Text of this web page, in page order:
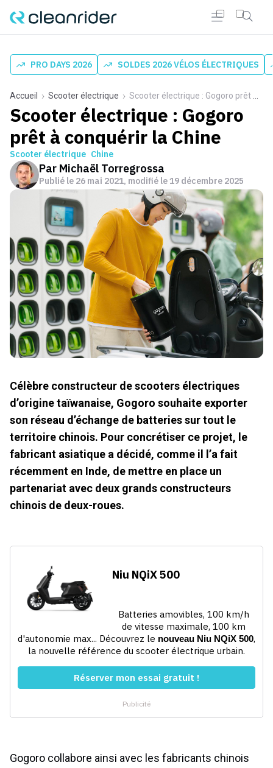
PRO DAYS 2026 SOLDES 2026 VÉLOS ÉLECTRIQUES
Accueil Scooter électrique Scooter électrique : Gogoro prêt à conquérir la Chine
Scooter électrique : Gogoro
prêt à conquérir la Chine
Scooter électrique Chine
Par Michaël Torregrossa
Publié le 26 mai 2021, modifié le 19 décembre 2025
Célèbre constructeur de scooters électriques
d’origine taïwanaise, Gogoro souhaite exporter
son réseau d’échange de batteries sur tout le
territoire chinois. Pour concrétiser ce projet, le
fabricant asiatique a décidé, comme il l’a fait
récemment en Inde, de mettre en place un
partenariat avec deux grands constructeurs
chinois de deux-roues.
Gogoro collabore ainsi avec les fabricants chinois